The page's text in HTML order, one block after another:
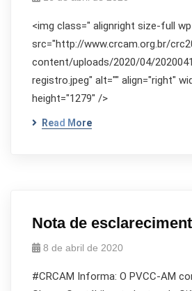
<img class=" alignright size-full
src="http://www.crcam.org.br/
content/uploads/2020/04/
registro.jpeg" alt="" align="right"
height="1279" />
Read More
Nota de
8 de abril de 2020
#CRCAM Informa: O PVCC-AM